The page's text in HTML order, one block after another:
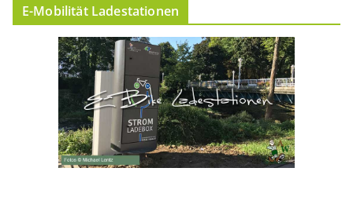
E-Mobilität Ladestationen